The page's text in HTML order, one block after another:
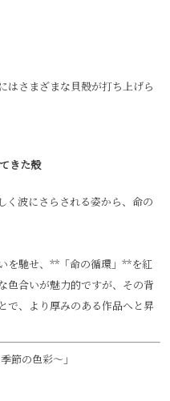
はさまざまな貝殻が打ち上げら
きた殻
く波にさらされる姿から、命の
を馳せ、**「命の循環」**を紅
色合いが魅力的ですが、その背
で、より厚みのある作品へと昇
節の色彩〜」